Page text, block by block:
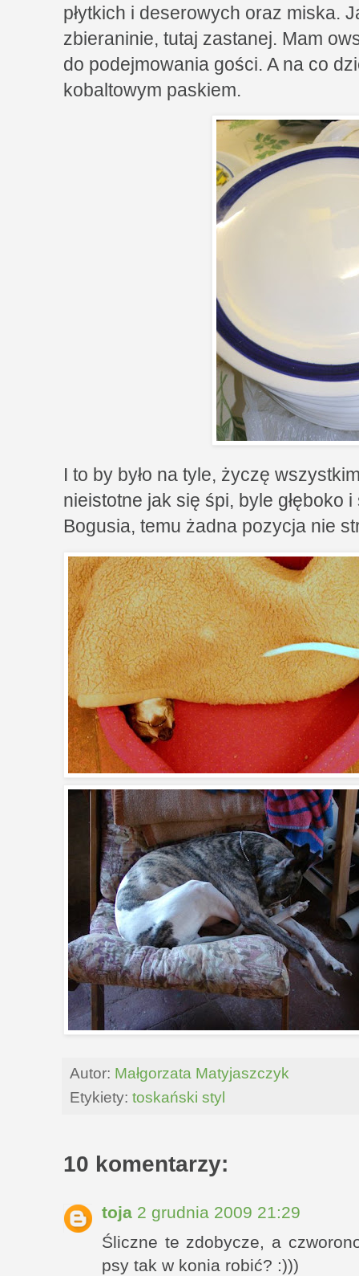
płytkich i deserowych oraz miska.
zbieraninie, tutaj zastanej. Mam
do podejmowania gości. A na co
kobaltowym paskiem.
I to by było na tyle, życzę
nieistotne jak się śpi, byle głęboko
Bogusia, temu żadna pozycja nie
Autor: Małgorzata Matyjaszczyk
Etykiety: toskański styl
10 komentarzy:
toja 2 grudnia 2009 21:29
Śliczne te zdobycze, a
psy tak w konia robić? :)))